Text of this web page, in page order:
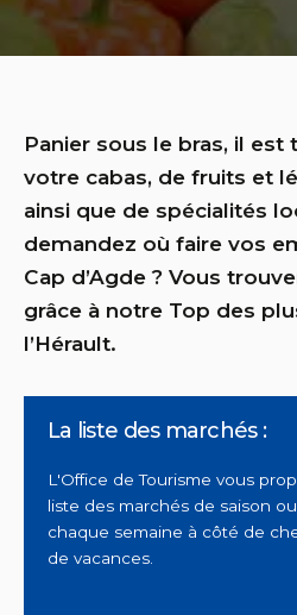
Panier sous le bras, il
votre cabas, de fruits et
ainsi que de spécialités
demandez où faire vos
Cap d’Agde ? Vous
grâce à notre Top des
l’Hérault.
La liste des marchés :
L'Office de Tourisme vous
liste des marchés de saison
chaque semaine à côté de
de vacances.